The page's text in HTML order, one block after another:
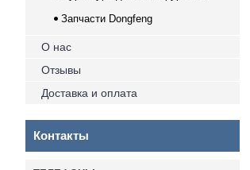
Запчасти Dongfeng
О нас
Отзывы
Доставка и оплата
Контакты